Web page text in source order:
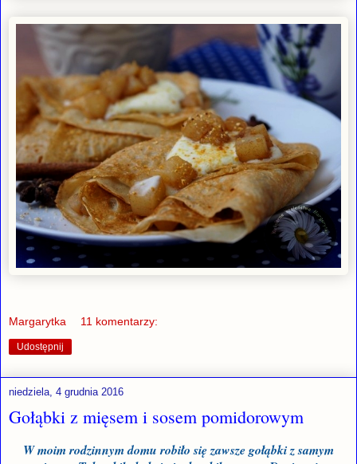
Margarytka 11 komentarzy:
Udostępnij
niedziela, 4 grudnia 2016
Gołąbki z mięsem i sosem pomidorowym
W moim rodzinnym domu robiło się zawsze gołąbki z samym